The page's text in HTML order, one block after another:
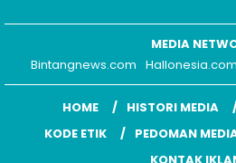
MEDIA
Bintangnews.com Hallonesia.com
HOME HISTORI MEDIA
KODE ETIK
PEDOMAN